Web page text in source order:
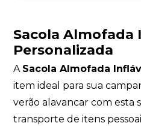
Sacola Almofada
Personalizada
A Sacola Almofada
item ideal para sua
verão alavancar com esta
transporte de itens